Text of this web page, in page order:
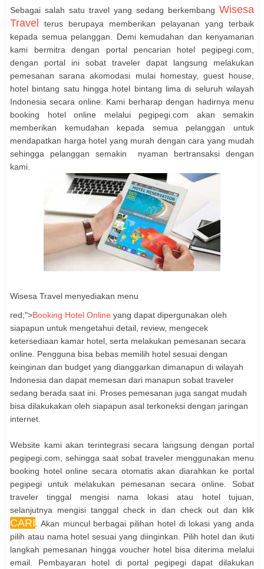
Sebagai salah satu travel yang sedang berkembang Wisesa
Travel terus berupaya memberikan pelayanan yang terbaik
kepada semua pelanggan. Demi kemudahan dan kenyamanan
kami bermitra dengan portal pencarian hotel pegipegi.com,
dengan portal ini sobat traveler dapat langsung melakukan
pemesanan sarana akomodasi mulai homestay, guest house,
hotel bintang satu hingga hotel bintang lima di seluruh wilayah
Indonesia secara online. Kami berharap dengan hadirnya menu
booking hotel online melalui pegipegi.com akan semakin
memberikan kemudahan kepada semua pelanggan untuk
mendapatkan harga hotel yang murah dengan cara yang mudah
sehingga pelanggan semakin nyaman bertransaksi dengan
kami.
Wisesa Travel menyediakan menu
red;">Booking Hotel Online yang dapat dipergunakan oleh
siapapun untuk mengetahui detail, review, mengecek
ketersediaan kamar hotel, serta melakukan pemesanan secara
online. Pengguna bisa bebas memilih hotel sesuai dengan
keinginan dan budget yang dianggarkan dimanapun di wilayah
Indonesia dan dapat memesan dari manapun sobat traveler
sedang berada saat ini. Proses pemesanan juga sangat mudah
bisa dilakukakan oleh siapapun asal terkoneksi dengan jaringan
internet.
Website kami akan terintegrasi secara langsung dengan portal
pegipegi.com, sehingga saat sobat traveler menggunakan menu
booking hotel online secara otomatis akan diarahkan ke portal
pegipegi untuk melakukan pemesanan secara online. Sobat
traveler tinggal mengisi nama lokasi atau hotel tujuan,
selanjutnya mengisi tanggal check in dan check out dan klik
CARI . Akan muncul berbagai pilihan hotel di lokasi yang anda
pilih atau nama hotel sesuai yang diinginkan. Pilih hotel dan ikuti
langkah pemesanan hingga voucher hotel bisa diterima melalui
email. Pembayaran hotel di portal pegipegi dapat dilakukan